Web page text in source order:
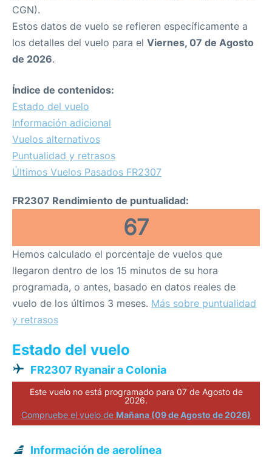
CGN).
Estos datos de vuelo se refieren específicamente a
los detalles del vuelo para el Viernes, 07 de Agosto
de 2026.
Índice de contenidos:
Estado del vuelo
Información adicional
Vuelos alternativos
Puntualidad y retrasos
Últimos Vuelos Pasados FR2307
FR2307 Rendimiento de puntualidad:
67
Hemos calculado el porcentaje de vuelos que
llegaron dentro de los 15 minutos de su hora
programada, o antes, basado en datos reales de
vuelo de los últimos 3 meses. Más sobre puntualidad
y retrasos
Estado del vuelo
FR2307 Ryanair a Colonia
Este vuelo no está programado para 07 de Agosto de
2026.
Compruebe el vuelo de Mañana (09 de Agosto de 2026)
Información de aerolínea